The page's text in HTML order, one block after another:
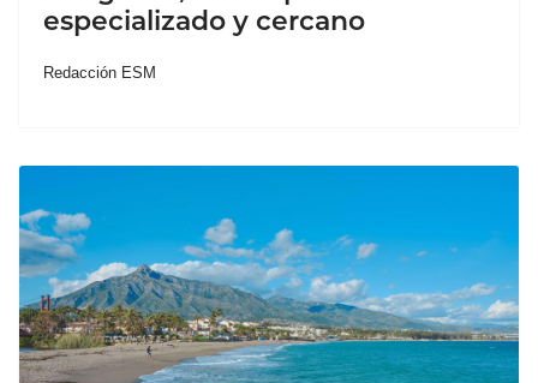
especializado y cercano
Redacción ESM